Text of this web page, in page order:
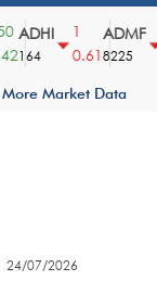
ADHI
164
0.61
ADMF
8225
More Market Data
24/07/2026